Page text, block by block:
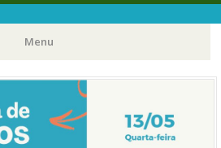
Cursos
Menu